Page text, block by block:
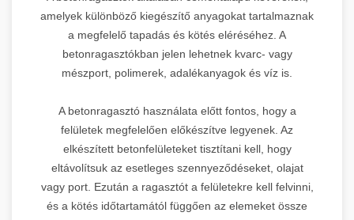
amelyek különböző kiegészítő anyagokat tartalmaznak
a megfelelő tapadás és kötés eléréséhez. A
betonragasztókban jelen lehetnek kvarc- vagy
mészport, polimerek, adalékanyagok és víz is.
A betonragasztó használata előtt fontos, hogy a
felületek megfelelően előkészítve legyenek. Az
elkészített betonfelületeket tisztítani kell, hogy
eltávolítsuk az esetleges szennyeződéseket, olajat
vagy port. Ezután a ragasztót a felületekre kell felvinni,
és a kötés időtartamától függően az elemeket össze